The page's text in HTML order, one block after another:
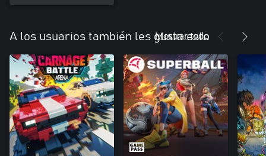
A los usuarios también les gusta esto
Mostrar todo